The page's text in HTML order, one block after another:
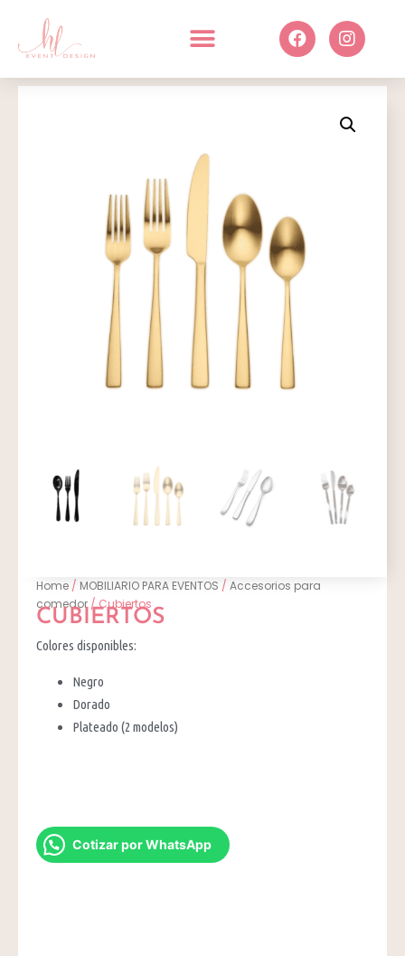
Home / MOBILIARIO PARA EVENTOS /Accesorios para
comedor/ Cubiertos
CUBIERTOS
Colores disponibles:
Negro
Dorado
Plateado (2 modelos)
Cotizar por WhatsApp